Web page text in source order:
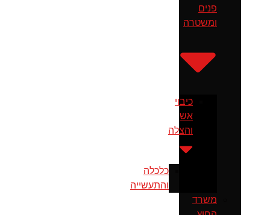
פנים
ומשטרה
כיבוי
אש
והצלה
כלכלה
והתעשייה
משרד